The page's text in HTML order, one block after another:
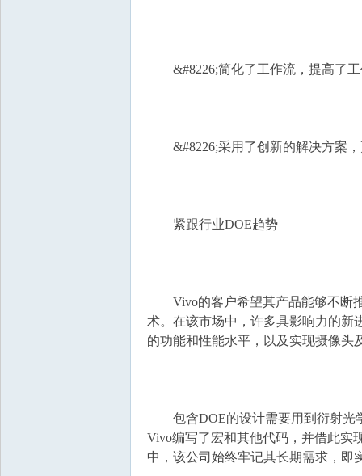
&#8226;简化了工作流，提高了工
&#8226;采用了创新的解决方案，
紧跟行业DOE趋势
Vivo的客户希望其产品能够不断推
术。在该市场中，许多具影响力的新
的功能和性能水平，以及实现摄像头
包含DOE的设计需要用到衍射光
Vivo编写了宏和其他代码，并借此实
中，该公司始终牢记其长期需求，即